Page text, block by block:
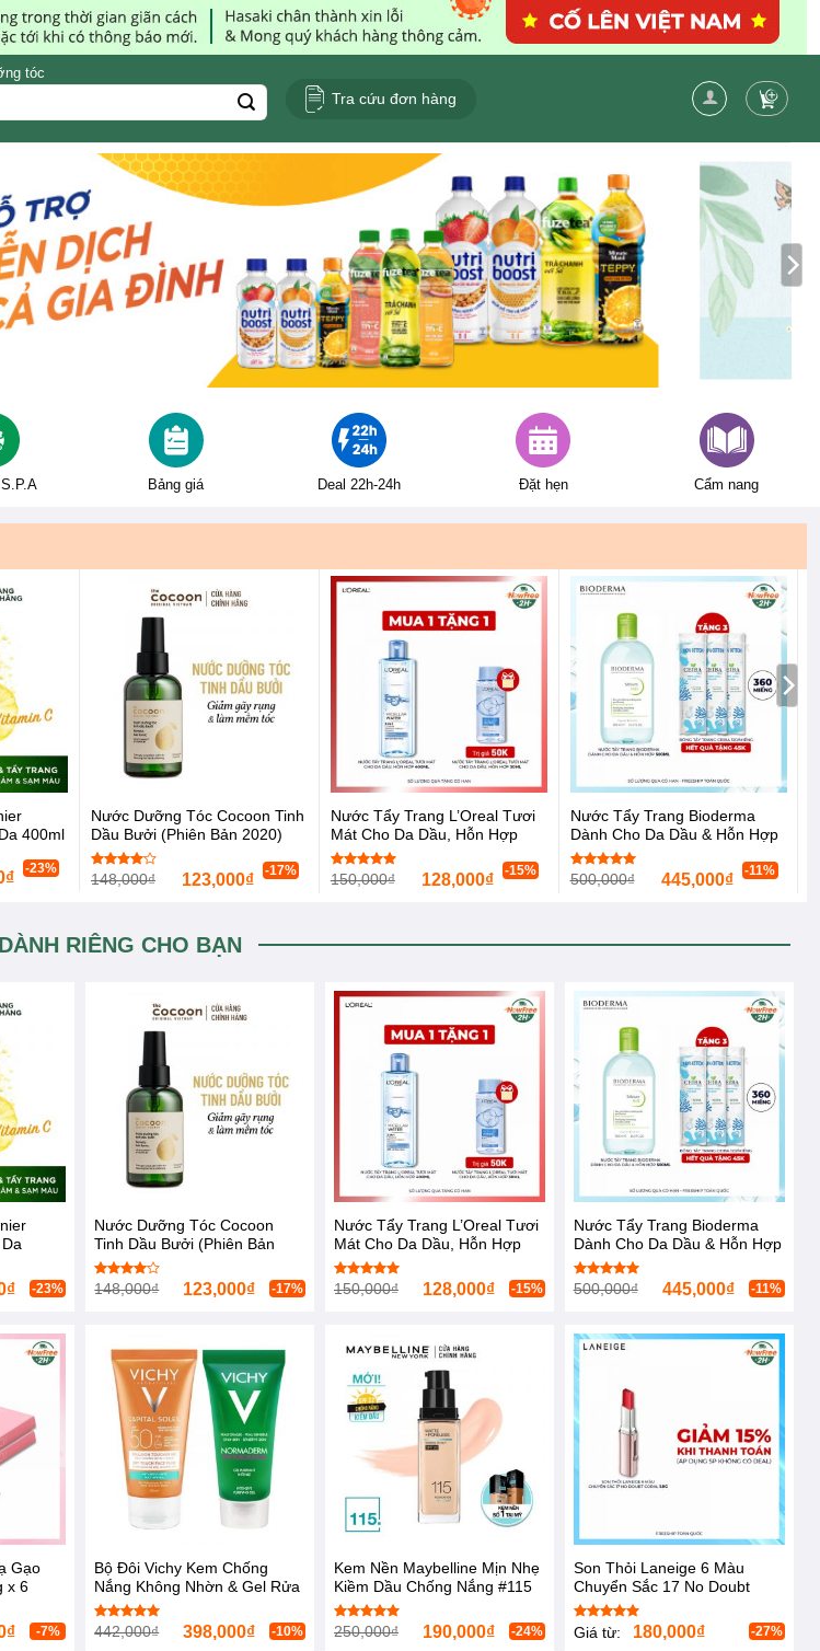
tóc
Tra cứu đơn hàng
Bảng giá Deal 22h-24h Đặt hẹn Cẩm nang
-23%
400ml
₫ -17%
Nước Dưỡng Tóc Cocoon Tinh
Dầu Bưởi (Phiên Bản 2020)
140ml
Được
xếp hạng
148,000₫ 123,000₫ -15%
Nước Tẩy Trang L’Oreal Tươi
Mát Cho Da Dầu, Hỗn Hợp
400ml Micellar Water 3-in-1
Được xếp
hạng
150,000₫ 128,000₫ -11%
Nước Tẩy Trang Bioderma
Dành Cho Da Dầu & Hỗn Hợp
500ml Sébium H2O
Được xếp
hạng
500,000₫ 445,000₫
RIÊNG CHO BẠN
-23%
₫ -17%
Nước Dưỡng Tóc Cocoon
Tinh Dầu Bưởi (Phiên Bản
2020) 140ml
Được
xếp hạng
148,000₫ 123,000₫ -15%
Nước Tẩy Trang L’Oreal Tươi
Mát Cho Da Dầu, Hỗn Hợp
400ml Micellar Water 3-in-1
Được xếp
hạng
150,000₫ 128,000₫ -11%
Nước Tẩy Trang Bioderma
Dành Cho Da Dầu & Hỗn Hợp
500ml Sébium H2O
Được xếp
hạng
500,000₫ 445,000₫
-7%
Gạo
x 6
₫ -10%
Bộ Đôi Vichy Kem Chống
Nắng Không Nhờn & Gel Rửa
Mặt Da Mụn Ideal Soleil Dry
Touch SPF 50ml
Được xếp
hạng
442,000₫ 398,000₫ -24%
Kem Nền Maybelline Mịn Nhẹ
Kiềm Dầu Chống Nắng #115
30ml
Được xếp
hạng
250,000₫ 190,000₫ -27%
Son Thỏi Laneige 6 Màu
Chuyển Sắc 17 No Doubt
Coral 1.9g
Được xếp
Giá từ: 180,000₫